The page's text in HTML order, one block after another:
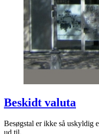
Beskidt valuta
Besøgstal er ikke så uskyldig
ud til.